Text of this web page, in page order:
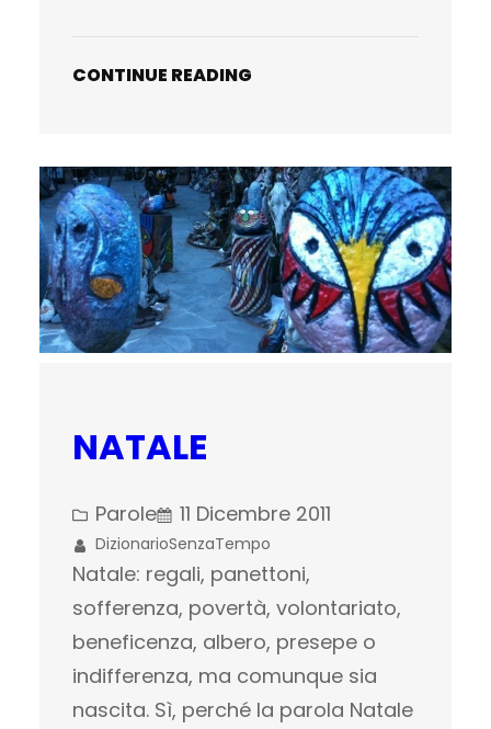
CONTINUE READING
NATALE
Parole 11 Dicembre 2011
DizionarioSenzaTempo
Natale: regali, panettoni,
sofferenza, povertà, volontariato,
beneficenza, albero, presepe o
indifferenza, ma comunque sia
nascita. Sì, perché la parola Natale